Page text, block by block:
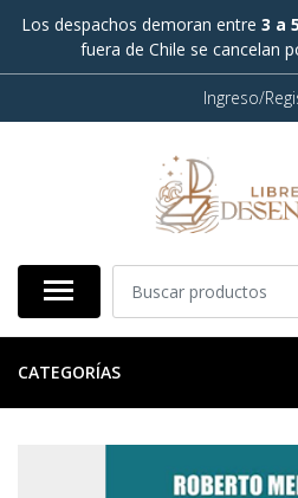
Los despachos demoran entre 3 a
fuera de Chile se cancelan
Ingreso/
CATEGORÍAS